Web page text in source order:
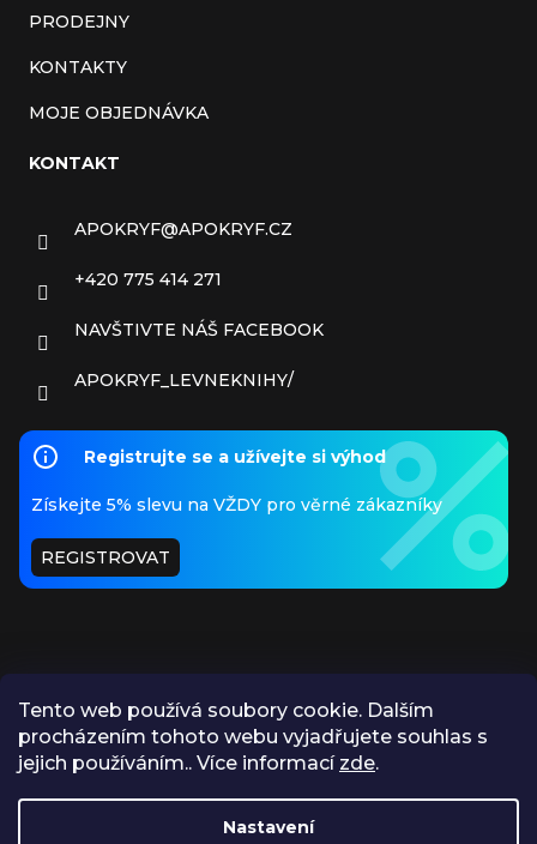
Tento web používá soubory cookie. Dalším
procházením tohoto webu vyjadřujete souhlas s
jejich používáním.. Více informací zde.
Nastavení
PRODEJNY
KONTAKTY
MOJE OBJEDNÁVKA
KONTAKT
APOKRYF@APOKRYF.CZ
+420 775 414 271
NAVŠTIVTE NÁŠ FACEBOOK
APOKRYF_LEVNEKNIHY/
Registrujte se a užívejte si výhod
Získejte 5% slevu na VŽDY pro věrné zákazníky
REGISTROVAT
PŘIJÍMÁME ONLINE PLATBY